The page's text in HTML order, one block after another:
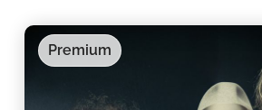
Premium